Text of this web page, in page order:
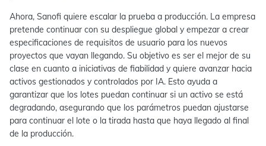
Ahora, Sanofi quiere escalar la prueba a producción. La empresa
pretende continuar con su despliegue global y empezar a crear
especificaciones de requisitos de usuario para los nuevos
proyectos que vayan llegando. Su objetivo es ser el mejor de su
clase en cuanto a iniciativas de fiabilidad y quiere avanzar hacia
activos gestionados y controlados por IA. Esto ayuda a
garantizar que los lotes puedan continuar si un activo se está
degradando, asegurando que los parámetros puedan ajustarse
para continuar el lote o la tirada hasta que haya llegado al final
de la producción.